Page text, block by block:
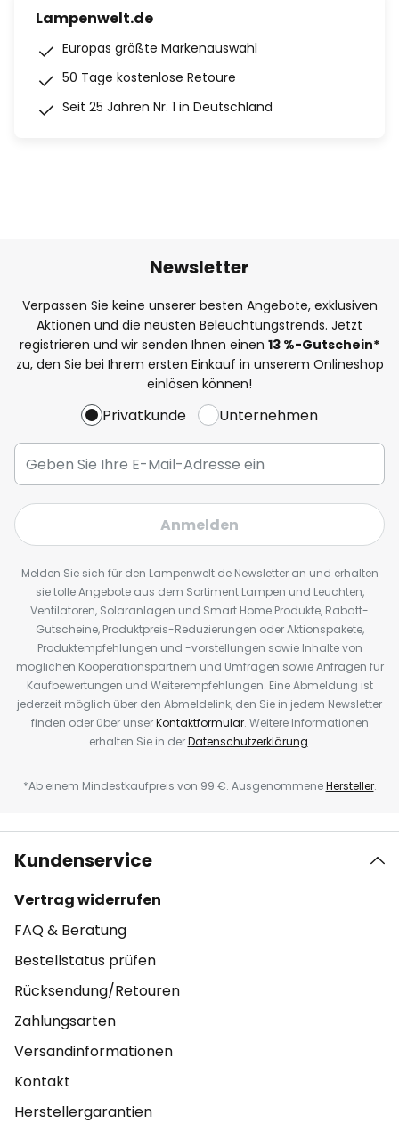
Lampenwelt.de
Europas größte Markenauswahl
50 Tage kostenlose Retoure
Seit 25 Jahren Nr. 1 in Deutschland
Newsletter
Verpassen Sie keine unserer besten Angebote, exklusiven
Aktionen und die neusten Beleuchtungstrends. Jetzt
registrieren und wir senden Ihnen einen 13 %-Gutschein*
zu, den Sie bei Ihrem ersten Einkauf in unserem Onlineshop
einlösen können!
Privatkunde Unternehmen
Anmelden
Melden Sie sich für den Lampenwelt.de Newsletter an und erhalten
sie tolle Angebote aus dem Sortiment Lampen und Leuchten,
Ventilatoren, Solaranlagen und Smart Home Produkte, Rabatt-
Gutscheine, Produktpreis-Reduzierungen oder Aktionspakete,
Produktempfehlungen und -vorstellungen sowie Inhalte von
möglichen Kooperationspartnern und Umfragen sowie Anfragen für
Kaufbewertungen und Weiterempfehlungen. Eine Abmeldung ist
jederzeit möglich über den Abmeldelink, den Sie in jedem Newsletter
finden oder über unserKontaktformular. Weitere Informationen
erhalten Sie in derDatenschutzerklärung.
*Ab einem Mindestkaufpreis von 99 €. AusgenommeneHersteller.
Kundenservice
Vertrag widerrufen
FAQ & Beratung
Bestellstatus prüfen
Rücksendung/Retouren
Zahlungsarten
Versandinformationen
Kontakt
Herstellergarantien